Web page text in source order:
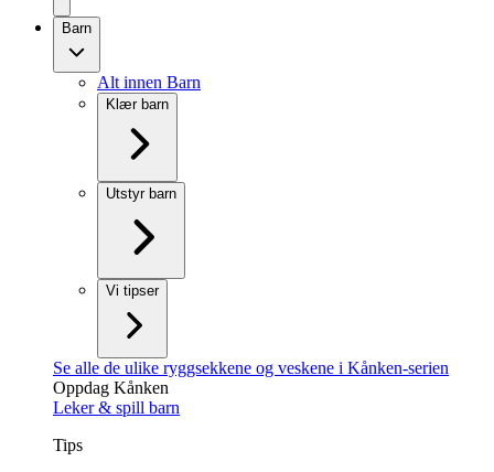
Barn
Alt innen Barn
Klær barn
Utstyr barn
Vi tipser
Se alle de ulike ryggsekkene og veskene i Kånken-serien
Oppdag Kånken
Leker & spill barn
Tips